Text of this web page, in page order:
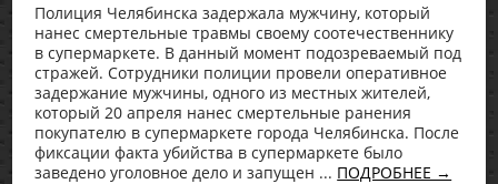
Полиция Челябинска задержала мужчину, который
нанес смертельные травмы своему соотечественнику
в супермаркете. В данный момент подозреваемый под
стражей. Сотрудники полиции провели оперативное
задержание мужчины, одного из местных жителей,
который 20 апреля нанес смертельные ранения
покупателю в супермаркете города Челябинска. После
фиксации факта убийства в супермаркете было
заведено уголовное дело и запущен ... ПОДРОБНЕЕ →